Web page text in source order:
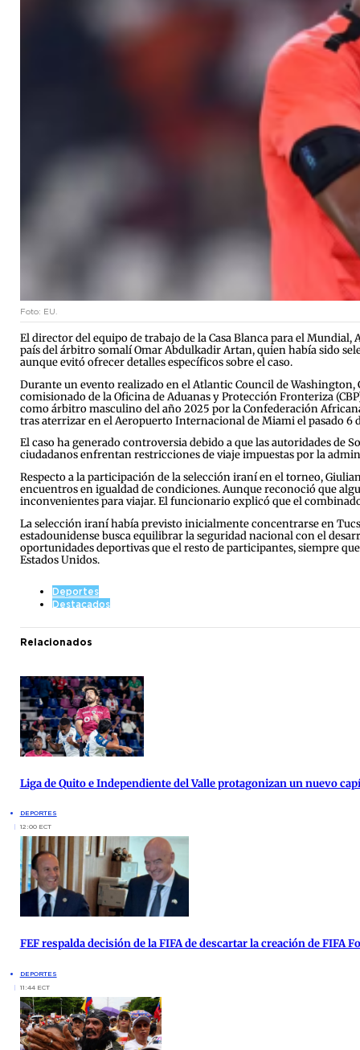
Foto: EU.
El director del equipo de trabajo de la Casa Blanca para el
país del árbitro somalí Omar Abdulkadir Artan, quien había sido
aunque evitó ofrecer detalles específicos sobre el caso.
Durante un evento realizado en el Atlantic Council de
comisionado de la Oficina de Aduanas y Protección Fronteriza
como árbitro masculino del año 2025 por la Confederación
tras aterrizar en el Aeropuerto Internacional de Miami el pasado 6
El caso ha generado controversia debido a que las autoridades de
ciudadanos enfrentan restricciones de viaje impuestas por la
Respecto a la participación de la selección iraní en el torneo,
encuentros en igualdad de condiciones. Aunque reconoció que
inconvenientes para viajar. El funcionario explicó que el
La selección iraní había previsto inicialmente concentrarse en
estadounidense busca equilibrar la seguridad nacional con el
oportunidades deportivas que el resto de participantes, siempre
Estados Unidos.
Deportes
Destacados
Relacionados
Liga de Quito e Independiente del Valle protagonizan un nuevo
DEPORTES
12:00 ECT
FEF respalda decisión de la FIFA de descartar la creación de FIFA
DEPORTES
11:44 ECT